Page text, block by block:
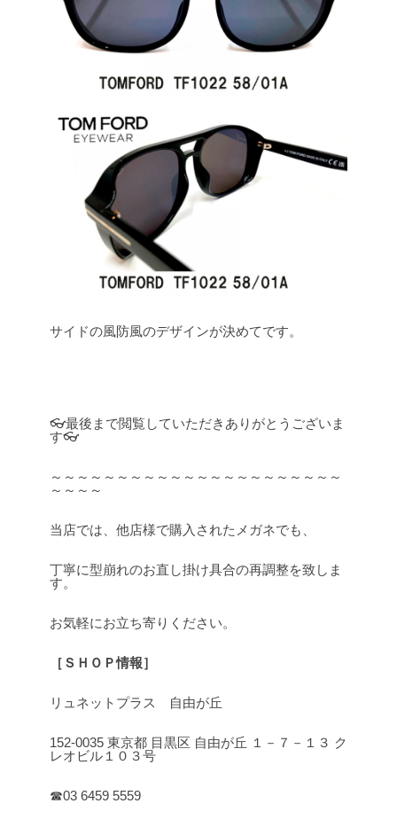
サイドの風防風のデザインが決めてです。
👓最後まで閲覧していただきありがとうございま
す👓
～～～～～～～～～～～～～～～～～～～～～～
～～～～
当店では、他店様で購入されたメガネでも、
丁寧に型崩れのお直し掛け具合の再調整を致しま
す。
お気軽にお立ち寄りください。
［ＳＨＯＰ情報］
リュネットプラス 自由が丘
152-0035 東京都 目黒区 自由が丘 １－７－１３ ク
レオビル１０３号
☎03 6459 5559